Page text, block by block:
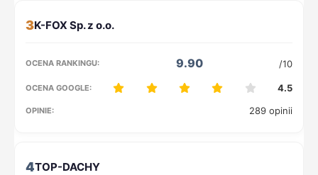
3
9.90 /10
4.5
289 opinii
4